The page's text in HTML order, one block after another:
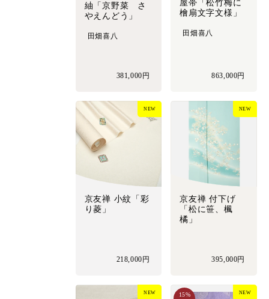
紬「京野菜 さ
やえんどう」
田畑喜八
381,000円
屋帯「松竹梅に
檜扇文字文様」
田畑喜八
863,000円
京友禅 小紋「彩
り菱」
218,000円
NEW
京友禅 付下げ
「松に笹、楓
橘」
395,000円
NEW
NEW NEW
15%